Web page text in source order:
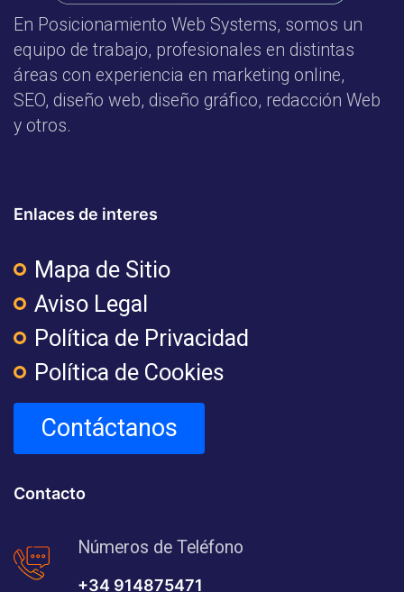
En Posicionamiento Web Systems, somos un
equipo de trabajo, profesionales en distintas
áreas con experiencia en marketing online,
SEO, diseño web, diseño gráfico, redacción Web
y otros.
Enlaces de interes
Mapa de Sitio
Aviso Legal
Política de Privacidad
Política de Cookies
Contáctanos
Contacto
Números de Teléfono
+34 914875471